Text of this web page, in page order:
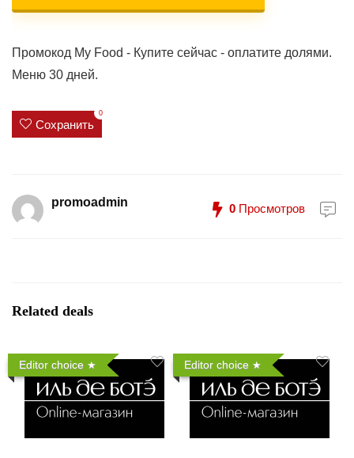
Промокод My Food - Купите сейчас - оплатите долями.
Меню 30 дней.
Сохранить
0
promoadmin 0 Просмотров
Related deals
Editor choice Editor choice